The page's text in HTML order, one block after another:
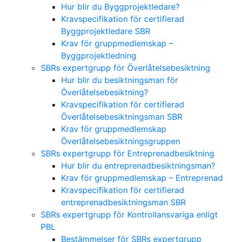
Hur blir du Byggprojektledare?
Kravspecifikation för certifierad
Byggprojektledare SBR
Krav för gruppmedlemskap –
Byggprojektledning
SBRs expertgrupp för Överlåtelsebesiktning
Hur blir du besiktningsman för
Överlåtelsebesiktning?
Kravspecifikation för certifierad
Överlåtelsebesiktningsman SBR
Krav för gruppmedlemskap
Överlåtelsebesiktningsgruppen
SBRs expertgrupp för Entreprenadbesiktning
Hur blir du entreprenadbesiktningsman?
Krav för gruppmedlemskap – Entreprenad
Kravspecifikation för certifierad
entreprenadbesiktningsman SBR
SBRs expertgrupp för Kontrollansvariga enligt
PBL
Bestämmelser för SBRs expertgrupp